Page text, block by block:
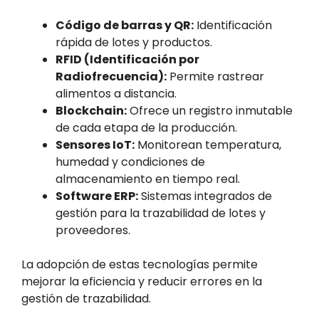
Código de barras y QR: Identificación
rápida de lotes y productos.
RFID (Identificación por
Radiofrecuencia): Permite rastrear
alimentos a distancia.
Blockchain:Ofrece un registro inmutable
de cada etapa de la producción.
Sensores IoT: Monitorean temperatura,
humedad y condiciones de
almacenamiento en tiempo real.
Software ERP:Sistemas integrados de
gestión para la trazabilidad de lotes y
proveedores.
La adopción de estas tecnologías permite
mejorar la eficiencia y reducir errores en la
gestión de trazabilidad.